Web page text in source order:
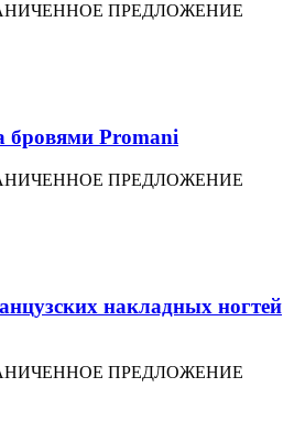
ПРЕДЛОЖЕНИЕ
бровями Promani
ПРЕДЛОЖЕНИЕ
накладных ногтей
ПРЕДЛОЖЕНИЕ